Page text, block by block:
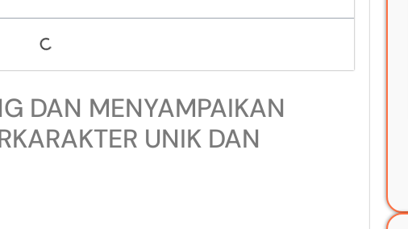
DAN MENYAMPAIKAN
UNIK DAN